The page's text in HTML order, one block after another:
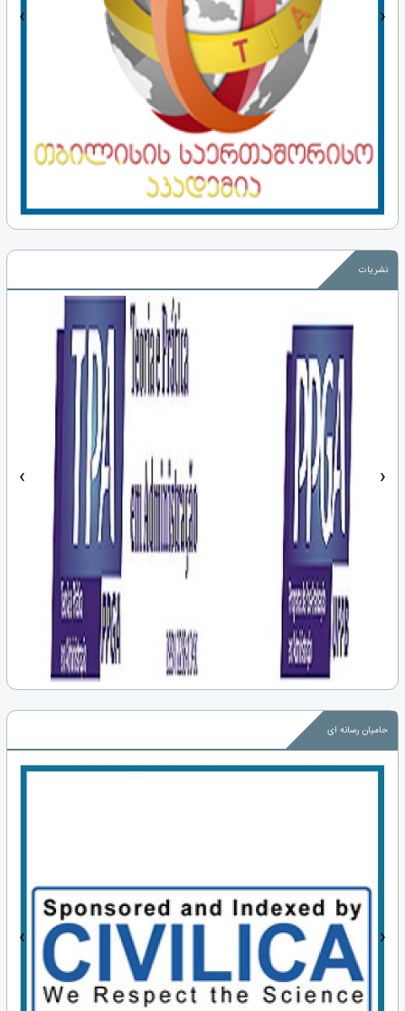
‹ ›
نشریات
‹ ›
حامیان رسانه ای
‹ ›